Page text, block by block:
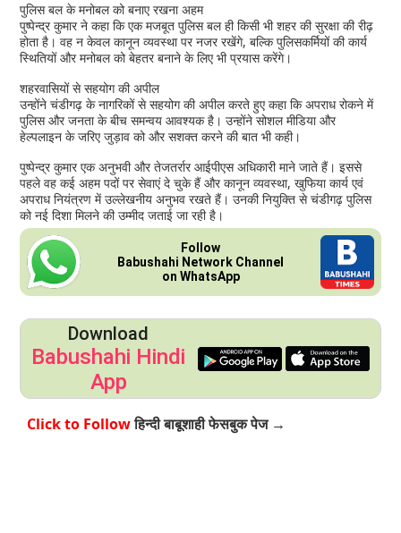
पुलिस बल के मनोबल को बनाए रखना अहम
पुष्पेन्द्र कुमार ने कहा कि एक मजबूत पुलिस बल ही किसी भी शहर की सुरक्षा की रीढ़
होता है। वह न केवल कानून व्यवस्था पर नजर रखेंगे, बल्कि पुलिसकर्मियों की कार्य
स्थितियों और मनोबल को बेहतर बनाने के लिए भी प्रयास करेंगे।
शहरवासियों से सहयोग की अपील
उन्होंने चंडीगढ़ के नागरिकों से सहयोग की अपील करते हुए कहा कि अपराध रोकने में
पुलिस और जनता के बीच समन्वय आवश्यक है। उन्होंने सोशल मीडिया और
हेल्पलाइन के जरिए जुड़ाव को और सशक्त करने की बात भी कही।
पुष्पेन्द्र कुमार एक अनुभवी और तेजतर्रार आईपीएस अधिकारी माने जाते हैं। इससे
पहले वह कई अहम पदों पर सेवाएं दे चुके हैं और कानून व्यवस्था, खुफिया कार्य एवं
अपराध नियंत्रण में उल्लेखनीय अनुभव रखते हैं। उनकी नियुक्ति से चंडीगढ़ पुलिस
को नई दिशा मिलने की उम्मीद जताई जा रही है।
Follow
Babushahi Network Channel
on WhatsApp
Download
Babushahi Hindi
App
Click to Followहिन्दी बाबूशाही फेसबुक पेज →